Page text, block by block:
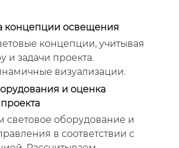
концепции освещения
концепции, учитывая
и задачи проекта.
визуализации.
и оценка
световое оборудование и
в соответствии с